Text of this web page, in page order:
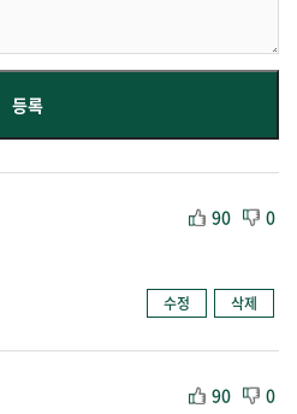
90
0
수정 삭제
90
0